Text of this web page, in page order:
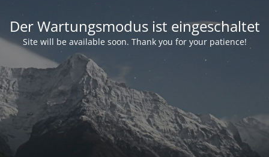
Der Wartungsmodus ist eingeschaltet
Site will be available soon. Thank you for your patience!